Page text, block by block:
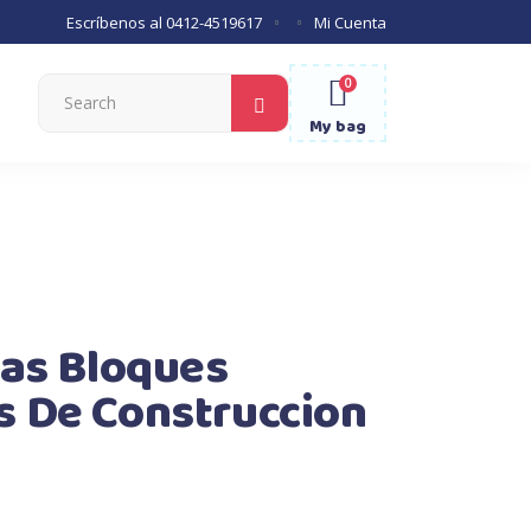
Escríbenos al 0412-4519617 Mi Cuenta
Search
for:My bag
0
Bloques
De Construccion